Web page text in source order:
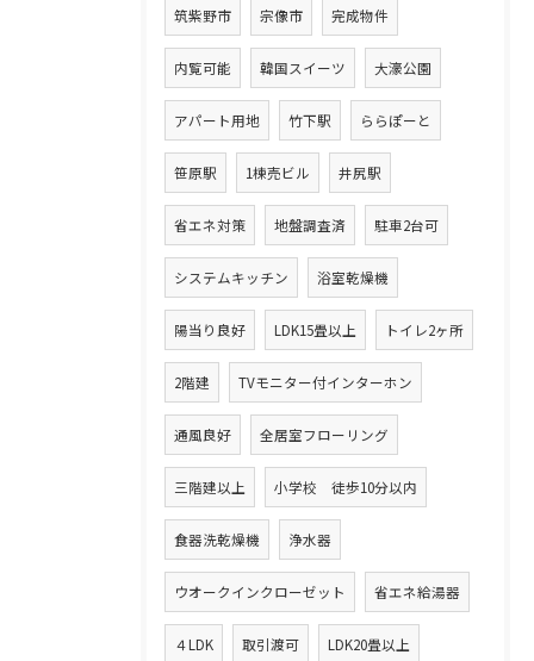
筑紫野市 宗像市 完成物件
内覧可能 韓国スイーツ 大濠公園
アパート用地 竹下駅 ららぽーと
笹原駅 1棟売ビル 井尻駅
省エネ対策 地盤調査済 駐車2台可
システムキッチン 浴室乾燥機
陽当り良好 LDK15畳以上 トイレ2ヶ所
2階建 TVモニター付インターホン
通風良好 全居室フローリング
三階建以上 小学校 徒歩10分以内
食器洗乾燥機 浄水器
ウオークインクローゼット 省エネ給湯器
４LDK 取引渡可 LDK20畳以上